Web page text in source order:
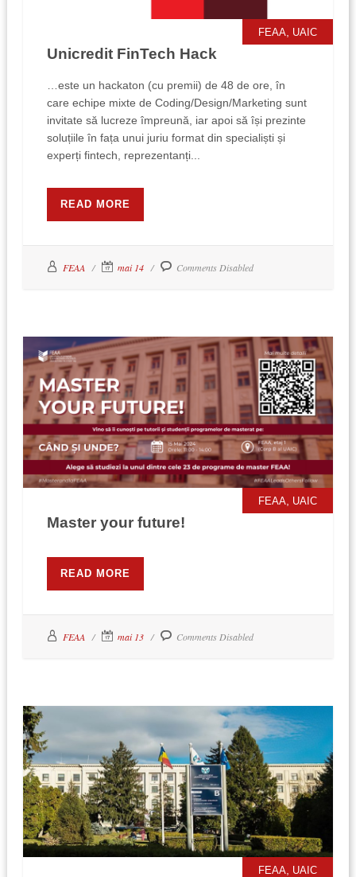
FEAA UAIC
Unicredit FinTech Hack
…este un hackaton (cu premii) de 48 de ore, în
care echipe mixte de Coding/Design/Marketing sunt
invitate să lucreze împreună, iar apoi să își prezinte
soluțiile în fața unui juriu format din specialiști și
experți fintech, reprezentanți...
READ MORE
FEAA mai 14 Comments Disabled
FEAA UAIC
Master your future!
READ MORE
FEAA mai 13 Comments Disabled
FEAA UAIC